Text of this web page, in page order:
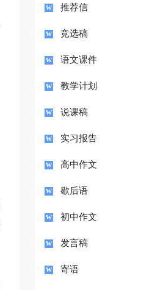
推荐信
竞选稿
语文课件
教学计划
说课稿
实习报告
高中作文
歇后语
初中作文
发言稿
寄语